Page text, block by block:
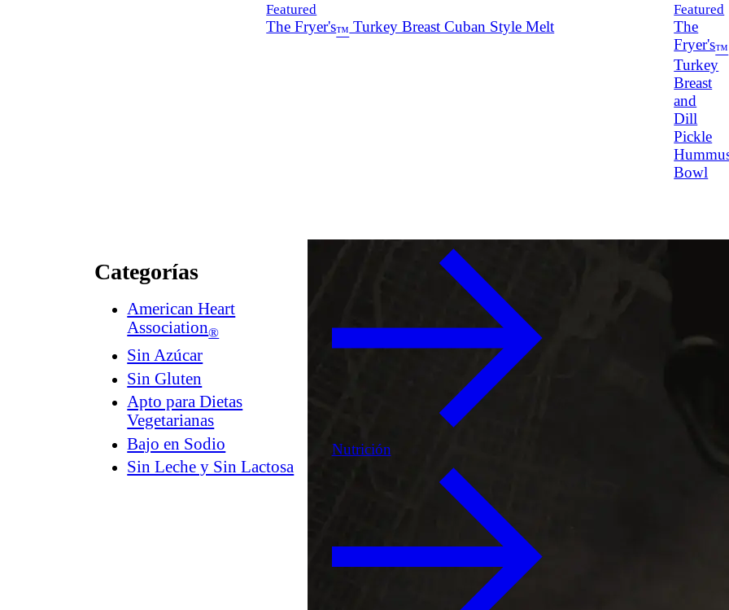
Featured
The Fryer's™ Turkey Breast Cuban Style Melt
Featured
The
Fryer's™
Turkey
Breast
and
Dill
Pickle
Bowl
Categorías
American Heart
Association®
Sin Azúcar
Sin Gluten
Apto para Dietas
Vegetarianas
Bajo en Sodio
Sin Leche y Sin Lactosa
Nutrición